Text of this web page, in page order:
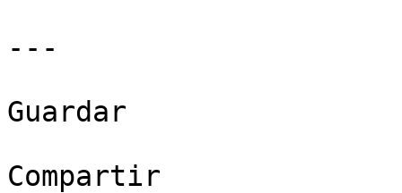
---
Guardar
Compartir